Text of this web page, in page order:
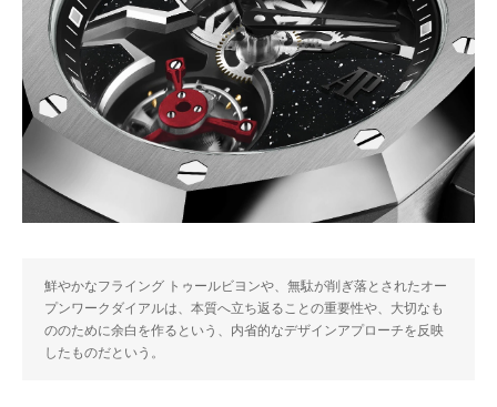
鮮やかなフライング トゥールビヨンや、無駄が削ぎ落とされたオー
プンワークダイアルは、本質へ立ち返ることの重要性や、大切なも
ののために余白を作るという、内省的なデザインアプローチを反映
したものだという。